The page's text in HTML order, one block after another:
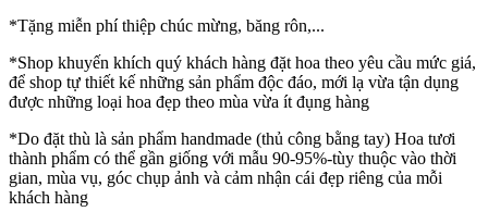
*Tặng miễn phí thiệp chúc mừng, băng rôn,...
*Shop khuyến khích quý khách hàng đặt hoa theo yêu cầu mức giá,
để shop tự thiết kế những sản phẩm độc đáo, mới lạ vừa tận dụng
được những loại hoa đẹp theo mùa vừa ít đụng hàng
*Do đặt thù là sản phẩm handmade (thủ công bằng tay) Hoa tươi
thành phẩm có thể gần giống với mẫu 90-95%-tùy thuộc vào thời
gian, mùa vụ, góc chụp ảnh và cảm nhận cái đẹp riêng của mỗi
khách hàng